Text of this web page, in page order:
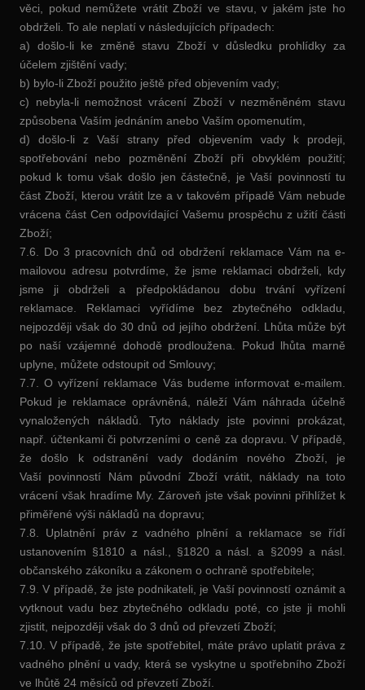
věci, pokud nemůžete vrátit Zboží ve stavu, v jakém jste ho
obdrželi. To ale neplatí v následujících případech:
a) došlo-li ke změně stavu Zboží v důsledku prohlídky za
účelem zjištění vady;
b) bylo-li Zboží použito ještě před objevením vady;
c) nebyla-li nemožnost vrácení Zboží v nezměněném stavu
způsobena Vaším jednáním anebo Vaším opomenutím,
d) došlo-li z Vaší strany před objevením vady k prodeji,
spotřebování nebo pozměnění Zboží při obvyklém použití;
pokud k tomu však došlo jen částečně, je Vaší povinností tu
část Zboží, kterou vrátit lze a v takovém případě Vám nebude
vrácena část Cen odpovídající Vašemu prospěchu z užití části
Zboží;
7.6. Do 3 pracovních dnů od obdržení reklamace Vám na e-
mailovou adresu potvrdíme, že jsme reklamaci obdrželi, kdy
jsme ji obdrželi a předpokládanou dobu trvání vyřízení
reklamace. Reklamaci vyřídíme bez zbytečného odkladu,
nejpozději však do 30 dnů od jejího obdržení. Lhůta může být
po naší vzájemné dohodě prodloužena. Pokud lhůta marně
uplyne, můžete odstoupit od Smlouvy;
7.7. O vyřízení reklamace Vás budeme informovat e-mailem.
Pokud je reklamace oprávněná, náleží Vám náhrada účelně
vynaložených nákladů. Tyto náklady jste povinni prokázat,
např. účtenkami či potvrzeními o ceně za dopravu. V případě,
že došlo k odstranění vady dodáním nového Zboží, je
Vaší povinností Nám původní Zboží vrátit, náklady na toto
vrácení však hradíme My. Zároveň jste však povinni přihlížet k
přiměřené výši nákladů na dopravu;
7.8. Uplatnění práv z vadného plnění a reklamace se řídí
ustanovením §1810 a násl., §1820 a násl. a §2099 a násl.
občanského zákoníku a zákonem o ochraně spotřebitele;
7.9. V případě, že jste podnikateli, je Vaší povinností oznámit a
vytknout vadu bez zbytečného odkladu poté, co jste ji mohli
zjistit, nejpozději však do 3 dnů od převzetí Zboží;
7.10. V případě, že jste spotřebitel, máte právo uplatit práva z
vadného plnění u vady, která se vyskytne u spotřebního Zboží
ve lhůtě 24 měsíců od převzetí Zboží.